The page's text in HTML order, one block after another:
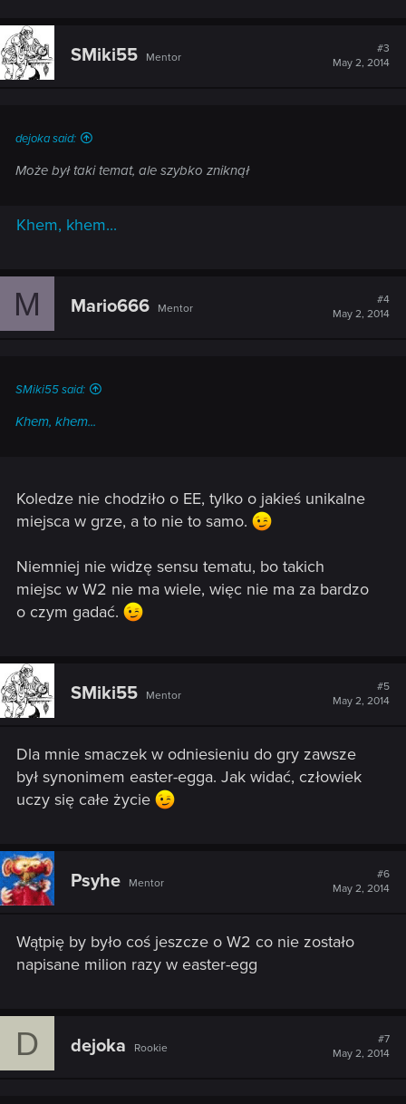
SMiki55 Mentor
#3
May 2, 2014
dejoka said:
Może był taki temat, ale szybko zniknął
Khem, khem...
M Mario666 Mentor
#4
May 2, 2014
SMiki55 said:
Khem, khem...
Koledze nie chodziło o EE, tylko o jakieś unikalne
miejsca w grze, a to nie to samo.
Niemniej nie widzę sensu tematu, bo takich
miejsc w W2 nie ma wiele, więc nie ma za bardzo
o czym gadać.
SMiki55 Mentor
#5
May 2, 2014
Dla mnie smaczek w odniesieniu do gry zawsze
był synonimem easter-egga. Jak widać, człowiek
uczy się całe życie
Psyhe Mentor
#6
May 2, 2014
Wątpię by było coś jeszcze o W2 co nie zostało
napisane milion razy w easter-egg
D dejoka Rookie
#7
May 2, 2014